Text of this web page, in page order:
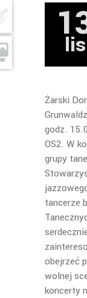
lis
Żarski
godz.
OS2. W
grupy
tancerze
obejrzeć
wolnej
koncerty